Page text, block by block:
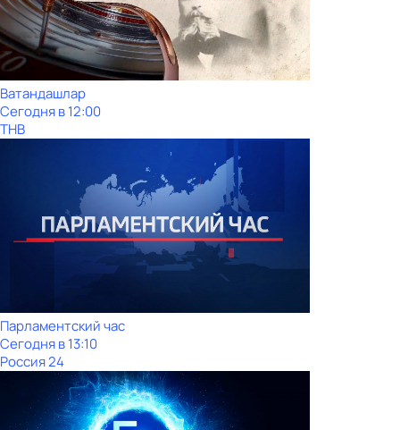
Ватандашлар
Сегодня в 12:00
ТНВ
Парламентский час
Сегодня в 13:10
Россия 24